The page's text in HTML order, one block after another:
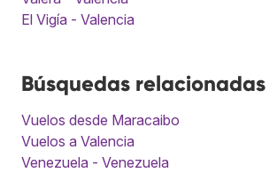
El Vigía - Valencia
Búsquedas relacionadas
Vuelos desde Maracaibo
Vuelos a Valencia
Venezuela - Venezuela